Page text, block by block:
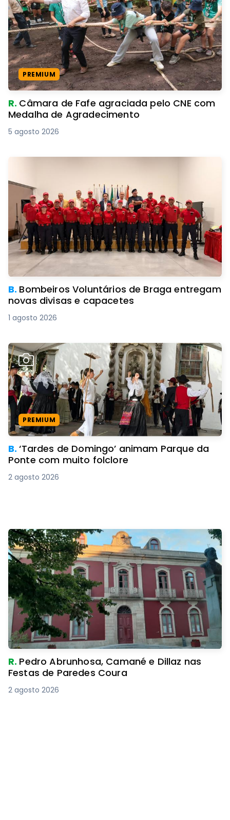
PREMIUM
R. Câmara de Fafe agraciada pelo CNE com
Medalha de Agradecimento
5 agosto 2026
B. Bombeiros Voluntários de Braga entregam
novas divisas e capacetes
1 agosto 2026
PREMIUM
B.‘Tardes de Domingo’ animam Parque da
Ponte com muito folclore
2 agosto 2026
R. Pedro Abrunhosa, Camané e Dillaz nas
Festas de Paredes Coura
2 agosto 2026